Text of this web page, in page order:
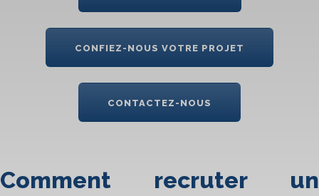
CONFIEZ-NOUS VOTRE PROJET
CONTACTEZ-NOUS
Comment recruter un